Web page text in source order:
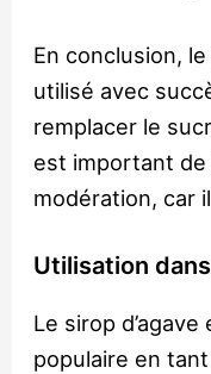
En conclusion,
utilisé avec
remplacer le
est important
modération, car
Utilisation
Le sirop
populaire en